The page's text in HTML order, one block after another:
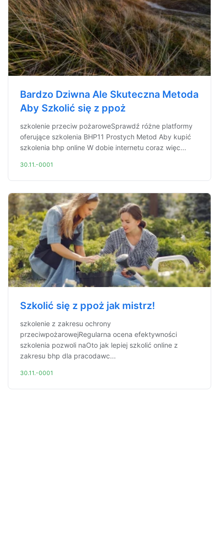
Bardzo Dziwna Ale Skuteczna Metoda
Aby Szkolić się z ppoż
szkolenie przeciw pożaroweSprawdź różne platformy
oferujące szkolenia BHP11 Prostych Metod Aby kupić
szkolenia bhp online W dobie internetu coraz więc...
30.11.-0001
Szkolić się z ppoż jak mistrz!
szkolenie z zakresu ochrony
przeciwpożarowejRegularna ocena efektywności
szkolenia pozwoli naOto jak lepiej szkolić online z
zakresu bhp dla pracodawc...
30.11.-0001